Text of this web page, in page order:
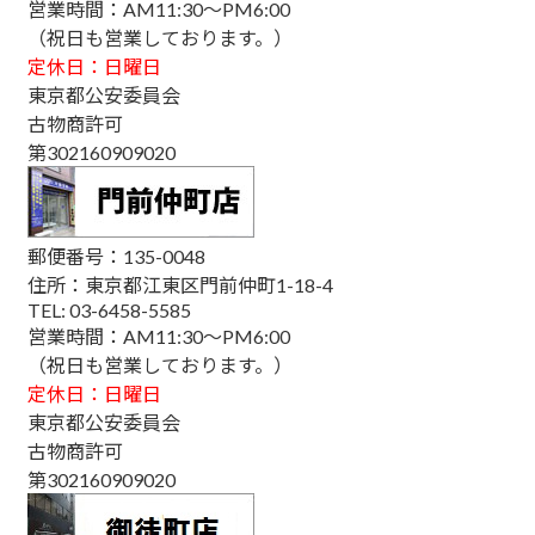
営業時間：AM11:30～PM6:00
（祝日も営業しております。）
定休日：日曜日
東京都公安委員会
古物商許可
第302160909020
郵便番号：135-0048
住所：東京都江東区門前仲町1-18-4
TEL: 03-6458-5585
営業時間：AM11:30～PM6:00
（祝日も営業しております。）
定休日：日曜日
東京都公安委員会
古物商許可
第302160909020